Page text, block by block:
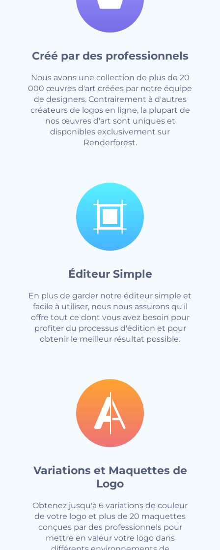
Créé par des professionnels
Nous avons une collection de plus de 20
000 œuvres d'art créées par notre équipe
de designers. Contrairement à d'autres
créateurs de logos en ligne, la plupart de
nos œuvres d'art sont uniques et
disponibles exclusivement sur
Renderforest.
Éditeur Simple
En plus de garder notre éditeur simple et
facile à utiliser, nous nous assurons qu'il
offre tout ce dont vous avez besoin pour
profiter du processus d'édition et pour
obtenir le meilleur résultat possible.
Variations et Maquettes de
Logo
Obtenez jusqu'à 6 variations de couleur
de votre logo et plus de 20 maquettes
conçues par des professionnels pour
mettre en valeur votre logo dans